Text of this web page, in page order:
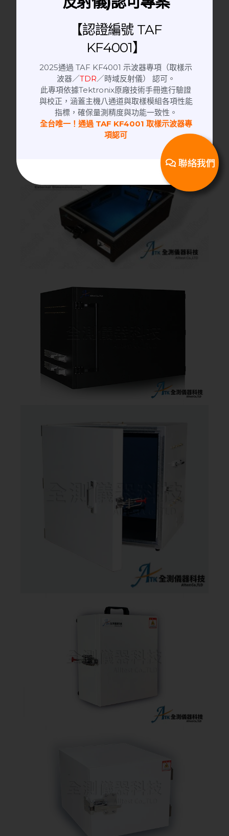
【認證編號 TAF
KF4001】
2025通過 TAF KF4001 示波器專項（取樣示
波器／TDR／時域反射儀） 認可。
此專項依據Tektronix原廠技術手冊進行驗證
與校正，涵蓋主機八通道與取樣模組各項性能
指標，確保量測精度與功能一致性。
全台唯一！通過 TAF KF4001 取樣示波器專
項認可
聯絡我們